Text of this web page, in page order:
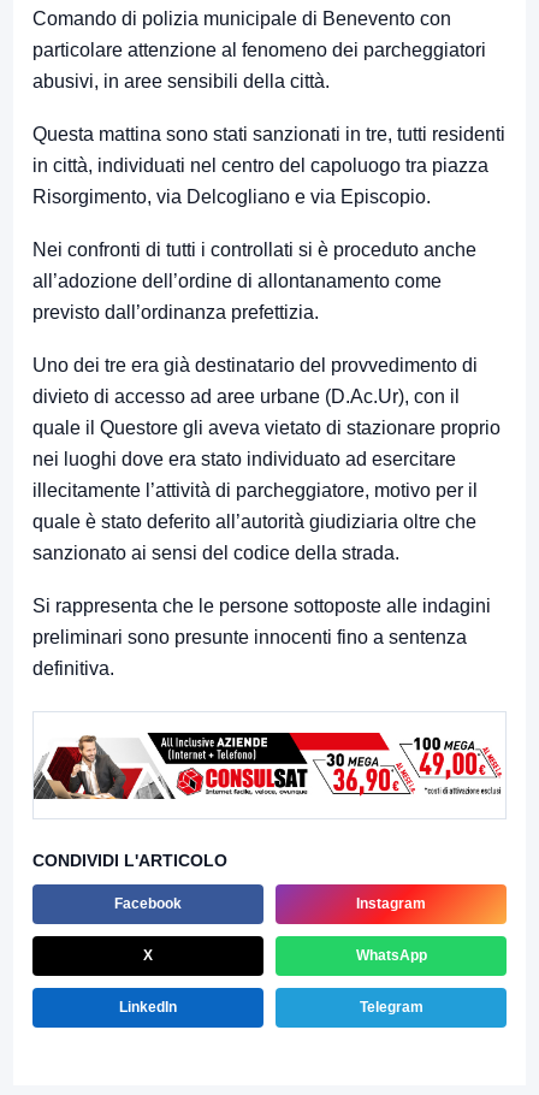
Comando di polizia municipale di Benevento con
particolare attenzione al fenomeno dei parcheggiatori
abusivi, in aree sensibili della città.
Questa mattina sono stati sanzionati in tre, tutti residenti
in città, individuati nel centro del capoluogo tra piazza
Risorgimento, via Delcogliano e via Episcopio.
Nei confronti di tutti i controllati si è proceduto anche
all’adozione dell’ordine di allontanamento come
previsto dall’ordinanza prefettizia.
Uno dei tre era già destinatario del provvedimento di
divieto di accesso ad aree urbane (D.Ac.Ur), con il
quale il Questore gli aveva vietato di stazionare proprio
nei luoghi dove era stato individuato ad esercitare
illecitamente l’attività di parcheggiatore, motivo per il
quale è stato deferito all’autorità giudiziaria oltre che
sanzionato ai sensi del codice della strada.
Si rappresenta che le persone sottoposte alle indagini
preliminari sono presunte innocenti fino a sentenza
definitiva.
CONDIVIDI L'ARTICOLO
Facebook Instagram
X WhatsApp
LinkedIn Telegram